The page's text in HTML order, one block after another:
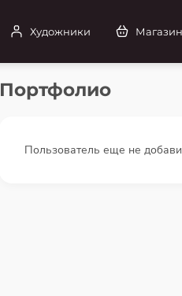
Художники Магазин
Портфолио
Пользователь еще не